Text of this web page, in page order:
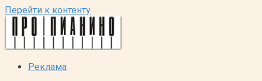
Перейти к контенту
Реклама